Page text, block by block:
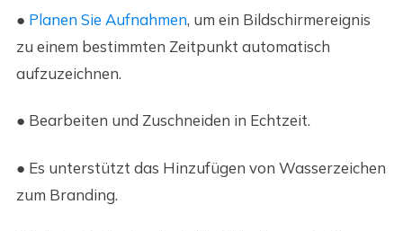
● Planen Sie Aufnahmen, um ein Bildschirmereignis
zu einem bestimmten Zeitpunkt automatisch
aufzuzeichnen.
● Bearbeiten und Zuschneiden in Echtzeit.
● Es unterstützt das Hinzufügen von Wasserzeichen
zum Branding.